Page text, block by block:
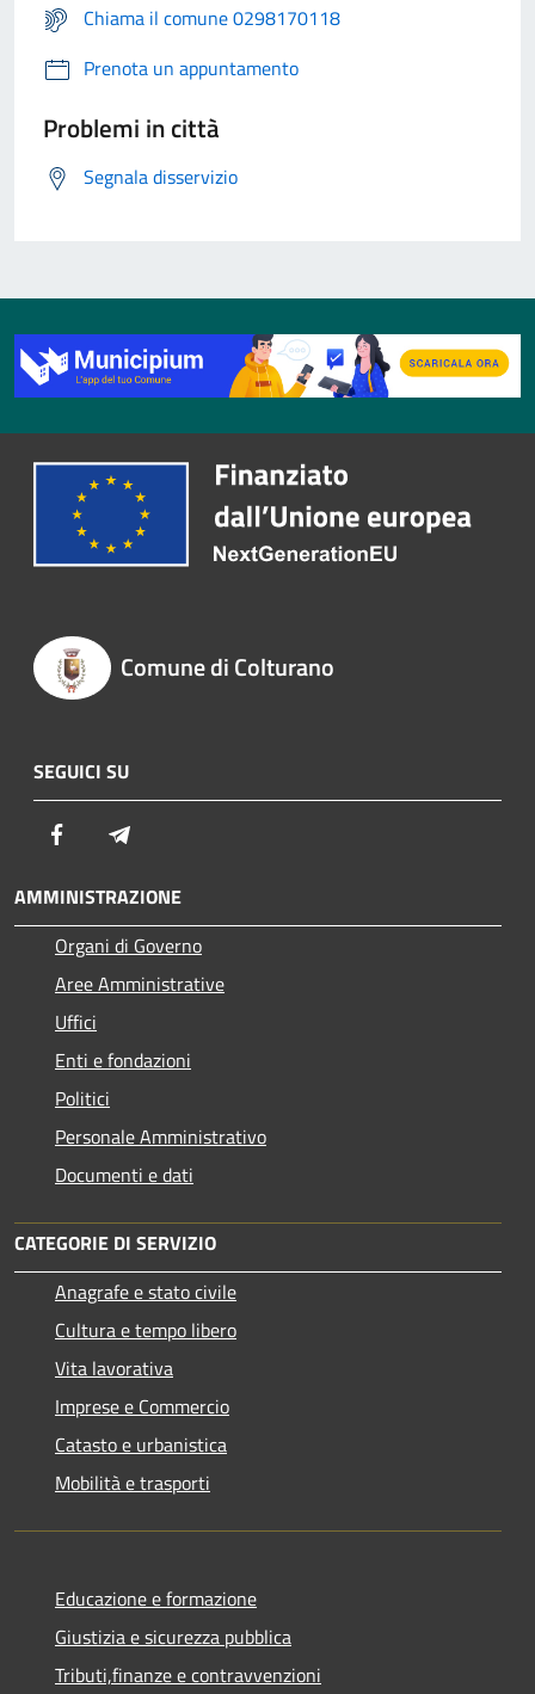
Chiama il comune 0298170118
Prenota un appuntamento
Problemi in città
Segnala disservizio
Comune di Colturano
SEGUICI SU
Facebook
AMMINISTRAZIONE
Organi di Governo
Aree Amministrative
Uffici
Enti e fondazioni
Politici
Personale Amministrativo
Documenti e dati
CATEGORIE DI SERVIZIO
Anagrafe e stato civile
Cultura e tempo libero
Vita lavorativa
Imprese e Commercio
Catasto e urbanistica
Mobilità e trasporti
Educazione e formazione
Giustizia e sicurezza pubblica
Tributi,finanze e contravvenzioni